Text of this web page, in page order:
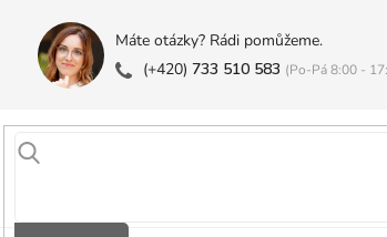
Máte otázky? Rádi pomůžeme.
(+420) 733 510 583 (Po-Pá 8:00 -